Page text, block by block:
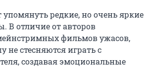
упомянуть редкие, но очень яркие
В отличие от авторов
фильмов ужасов,
не стесняются играть с
создавая эмоциональные